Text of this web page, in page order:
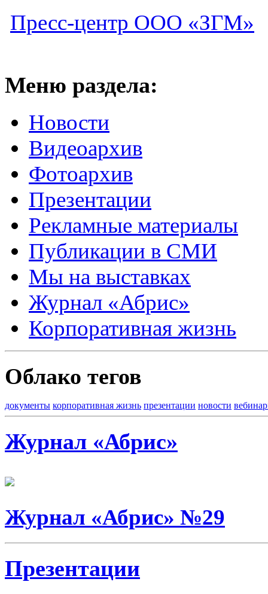
Пресс-центр ООО «ЗГМ»
Меню раздела:
Новости
Видеоархив
Фотоархив
Презентации
Рекламные материалы
Публикации в СМИ
Мы на выставках
Журнал «Абрис»
Корпоративная жизнь
Облако тегов
документы корпоративная жизнь презентации новости
Журнал «Абрис»
Журнал «Абрис» №29
Презентации